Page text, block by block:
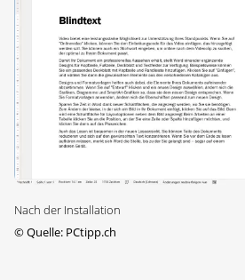
Nach der Installation
©Quelle: PCtipp.ch